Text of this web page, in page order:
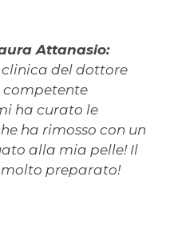
Attanasio:
del dottore
competente
ha curato le
ha rimosso con un
alla mia pelle! Il
molto preparato!